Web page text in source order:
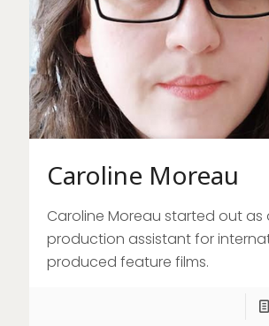
Caroline Moreau
Caroline Moreau started out as
production assistant for
produced feature films.